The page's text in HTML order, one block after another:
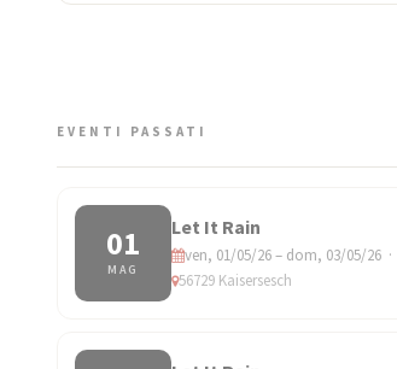
EVENTI PASSATI
01
MAG
Let It Rain
ven, 01/05/26 – dom, 03/05/26 ·
56729 Kaisersesch